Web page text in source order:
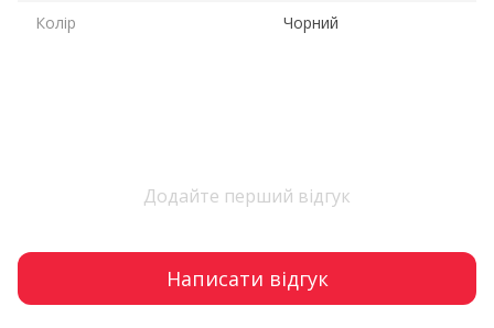
Колір
Чорний
Додайте перший відгук
Написати відгук